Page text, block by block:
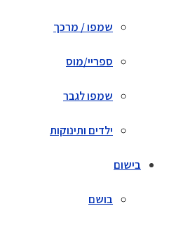
שמפו / מרכך
ספריי/מוס
שמפו לגבר
ילדים ותינוקות
בישום
בושם